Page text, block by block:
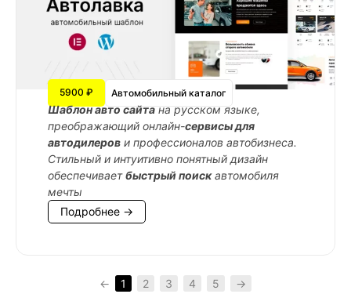
5900 ₽ Автомобильный каталог
Шаблон авто сайта на русском языке,
преображающий онлайн-сервисы для
автодилеров и профессионалов автобизнеса.
Стильный и интуитивно понятный дизайн
обеспечиваетбыстрый поискавтомобиля
мечты
Подробнее →
← 1 2 3 4 5 →